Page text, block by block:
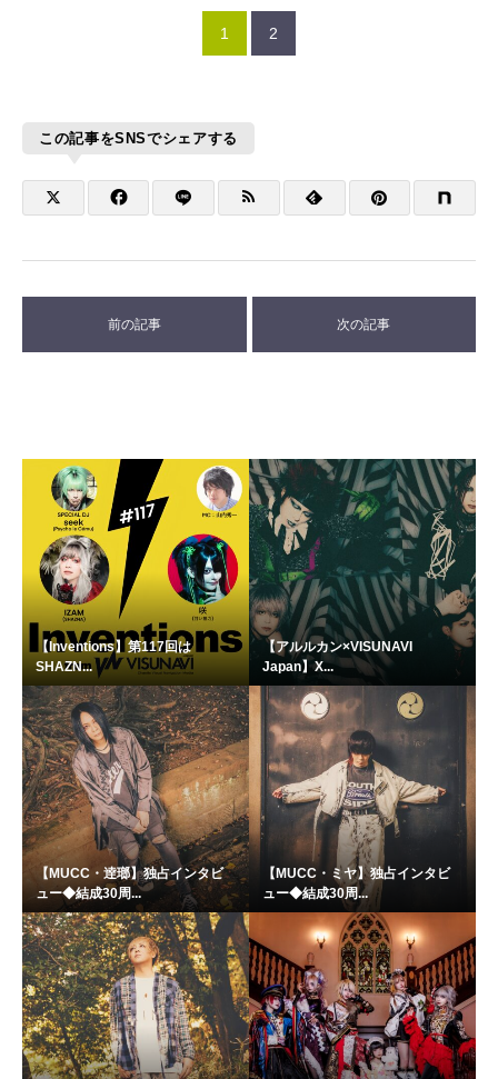
1 2
この記事をSNSでシェアする
前の記事 次の記事
【Inventions】第117回は
SHAZN...
【アルルカン×VISUNAVI
Japan】X...
【MUCC・逹瑯】独占インタビ
ュー◆結成30周...
【MUCC・ミヤ】独占インタビ
ュー◆結成30周...